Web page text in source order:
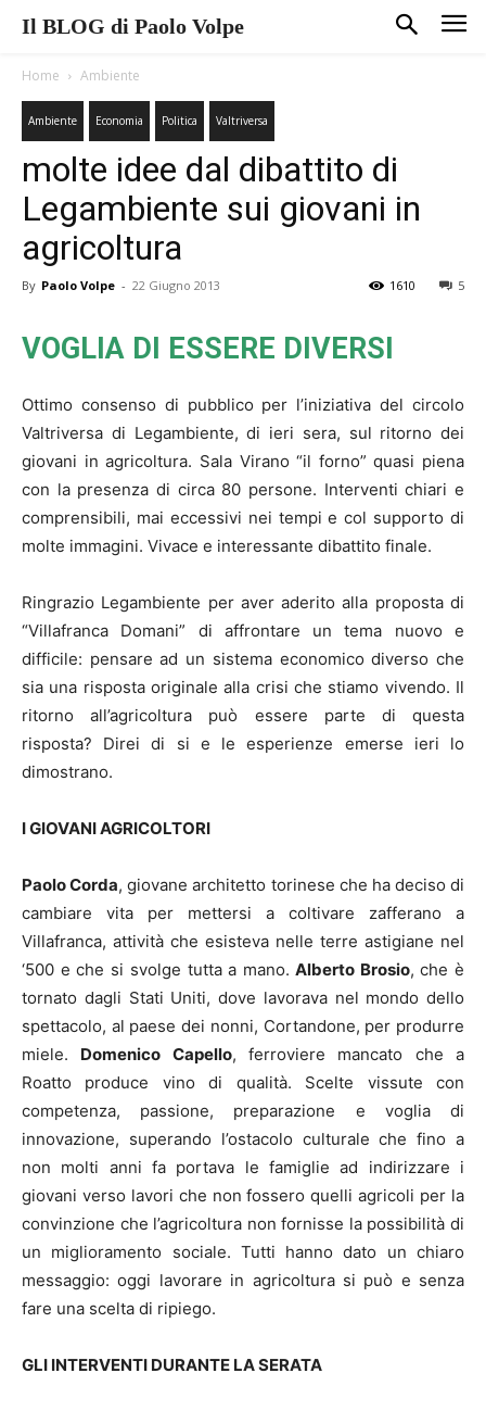
Il BLOG di Paolo Volpe
Home Ambiente
Ambiente Economia Politica Valtriversa
molte idee dal dibattito di
Legambiente sui giovani in
agricoltura
By Paolo Volpe - 22 Giugno 2013 5
1610
VOGLIA DI ESSERE DIVERSI
Ottimo consenso di pubblico per l’iniziativa del circolo
Valtriversa di Legambiente, di ieri sera, sul ritorno dei
giovani in agricoltura. Sala Virano “il forno” quasi piena
con la presenza di circa 80 persone. Interventi chiari e
comprensibili, mai eccessivi nei tempi e col supporto di
molte immagini. Vivace e interessante dibattito finale.
Ringrazio Legambiente per aver aderito alla proposta di
“Villafranca Domani” di affrontare un tema nuovo e
difficile: pensare ad un sistema economico diverso che
sia una risposta originale alla crisi che stiamo vivendo. Il
ritorno all’agricoltura può essere parte di questa
risposta? Direi di si e le esperienze emerse ieri lo
dimostrano.
I GIOVANI AGRICOLTORI
Paolo Corda, giovane architetto torinese che ha deciso di
cambiare vita per mettersi a coltivare zafferano a
Villafranca, attività che esisteva nelle terre astigiane nel
‘500 e che si svolge tutta a mano. Alberto Brosio, che è
tornato dagli Stati Uniti, dove lavorava nel mondo dello
spettacolo, al paese dei nonni, Cortandone, per produrre
miele. Domenico Capello, ferroviere mancato che a
Roatto produce vino di qualità. Scelte vissute con
competenza, passione, preparazione e voglia di
innovazione, superando l’ostacolo culturale che fino a
non molti anni fa portava le famiglie ad indirizzare i
giovani verso lavori che non fossero quelli agricoli per la
convinzione che l’agricoltura non fornisse la possibilità di
un miglioramento sociale. Tutti hanno dato un chiaro
messaggio: oggi lavorare in agricoltura si può e senza
fare una scelta di ripiego.
GLI INTERVENTI DURANTE LA SERATA